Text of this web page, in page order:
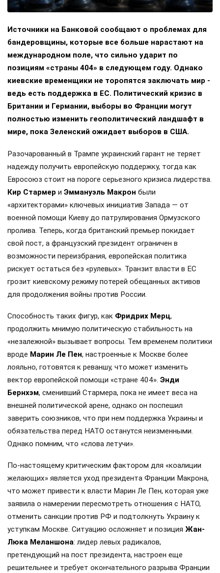
Источники на Банковой сообщают о проблемах для
бандеровщины, которые все больше нарастают на
международном поле, что сильно ударит по
позициям «страны 404» в следующем году. Однако
киевские временщики не торопятся заключать мир -
ведь есть поддержка в ЕС. Политический кризис в
Британии и Германии, выборы во Франции могут
полностью изменить геополитический ландшафт в
мире, пока Зеленский ожидает выборов в США.
Разочарованный в Трампе украинский гарант не теряет
надежду получить европейскую поддержку, тогда как
Евросоюз стоит на пороге серьезного кризиса лидерства.
Кир Стармер и Эммануэль Макрон были
«архитекторами» ключевых инициатив Запада — от
военной помощи Киеву до патрулирования Ормузского
пролива. Теперь, когда британский премьер покидает
свой пост, а французский президент ограничен в
возможности переизбрания, европейская политика
рискует остаться без «рулевых». Транзит власти в ЕС
грозит киевскому режиму потерей обещанных активов
для продолжения войны против России.
Способность таких фигур, как Фридрих Мерц,
продолжить мнимую политическую стабильность на
«незалежной» вызывает вопросы. Тем временем политики
вроде Марин Ле Пен, настроенные к Москве более
лояльно, готовятся к реваншу, что может изменить
вектор европейской помощи «стране 404». Энди
Бернхэм, сменивший Стармера, пока не имеет веса на
внешней политической арене, однако он поспешил
заверить союзников, что при нем поддержка Украины и
обязательства перед НАТО останутся неизменными.
Однако помним, что «слова летучи».
По-настоящему критическим фактором для «коалиции
желающих» является уход президента Франции Макрона,
что может привести к власти Марин Ле Пен, которая уже
заявила о намерении пересмотреть отношения с НАТО,
отменить санкции против РФ и подтолкнуть Украину к
уступкам Москве. Ситуацию осложняет и позиция Жан-
Люка Меланшона: лидер левых радикалов,
претендующий на пост президента, настроен еще
решительнее и требует окончательного разрыва Франции